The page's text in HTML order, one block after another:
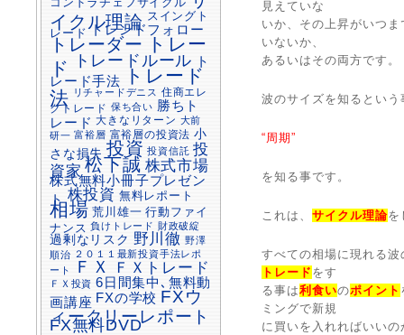
見えていな
いか、その上昇がいつま
いないか、
あるいはその両方です。
波のサイズを知るとい
“周期”
を知る事です。
これは、 サイクル理論を
すべての相場に現れる
トレード をす
る事は利食いのポイント
ミングで新規
に買いを入れればいい
コンドラチェフサイクル
イクル理論 スイングト
レード トレンドフォロー
トレーダー トレー
ド トレードルール ト
レード手法 トレード
法 リチャードデニス 住商エレ
クトレード 保ち合い 勝ちト
レード 大きなリターン 大前
研一 富裕層 富裕層の投資法 小
さな損失 投資 投資信託 投
資家 松下誠 株式市場
株式無料小冊子プレゼン
ト 株投資 無料レポート
相場 荒川雄一 行動ファイ
ナンス 負けトレード 財政破綻
過剰なリスク 野川徹 野澤
順治 ２０１１最新投資手法レポ
ート ＦＸ ＦＸトレード
ＦＸ投資 6日間集中､無料動
画講座 FXの学校 FXウ
ィークリーレポート
FX無料DVD